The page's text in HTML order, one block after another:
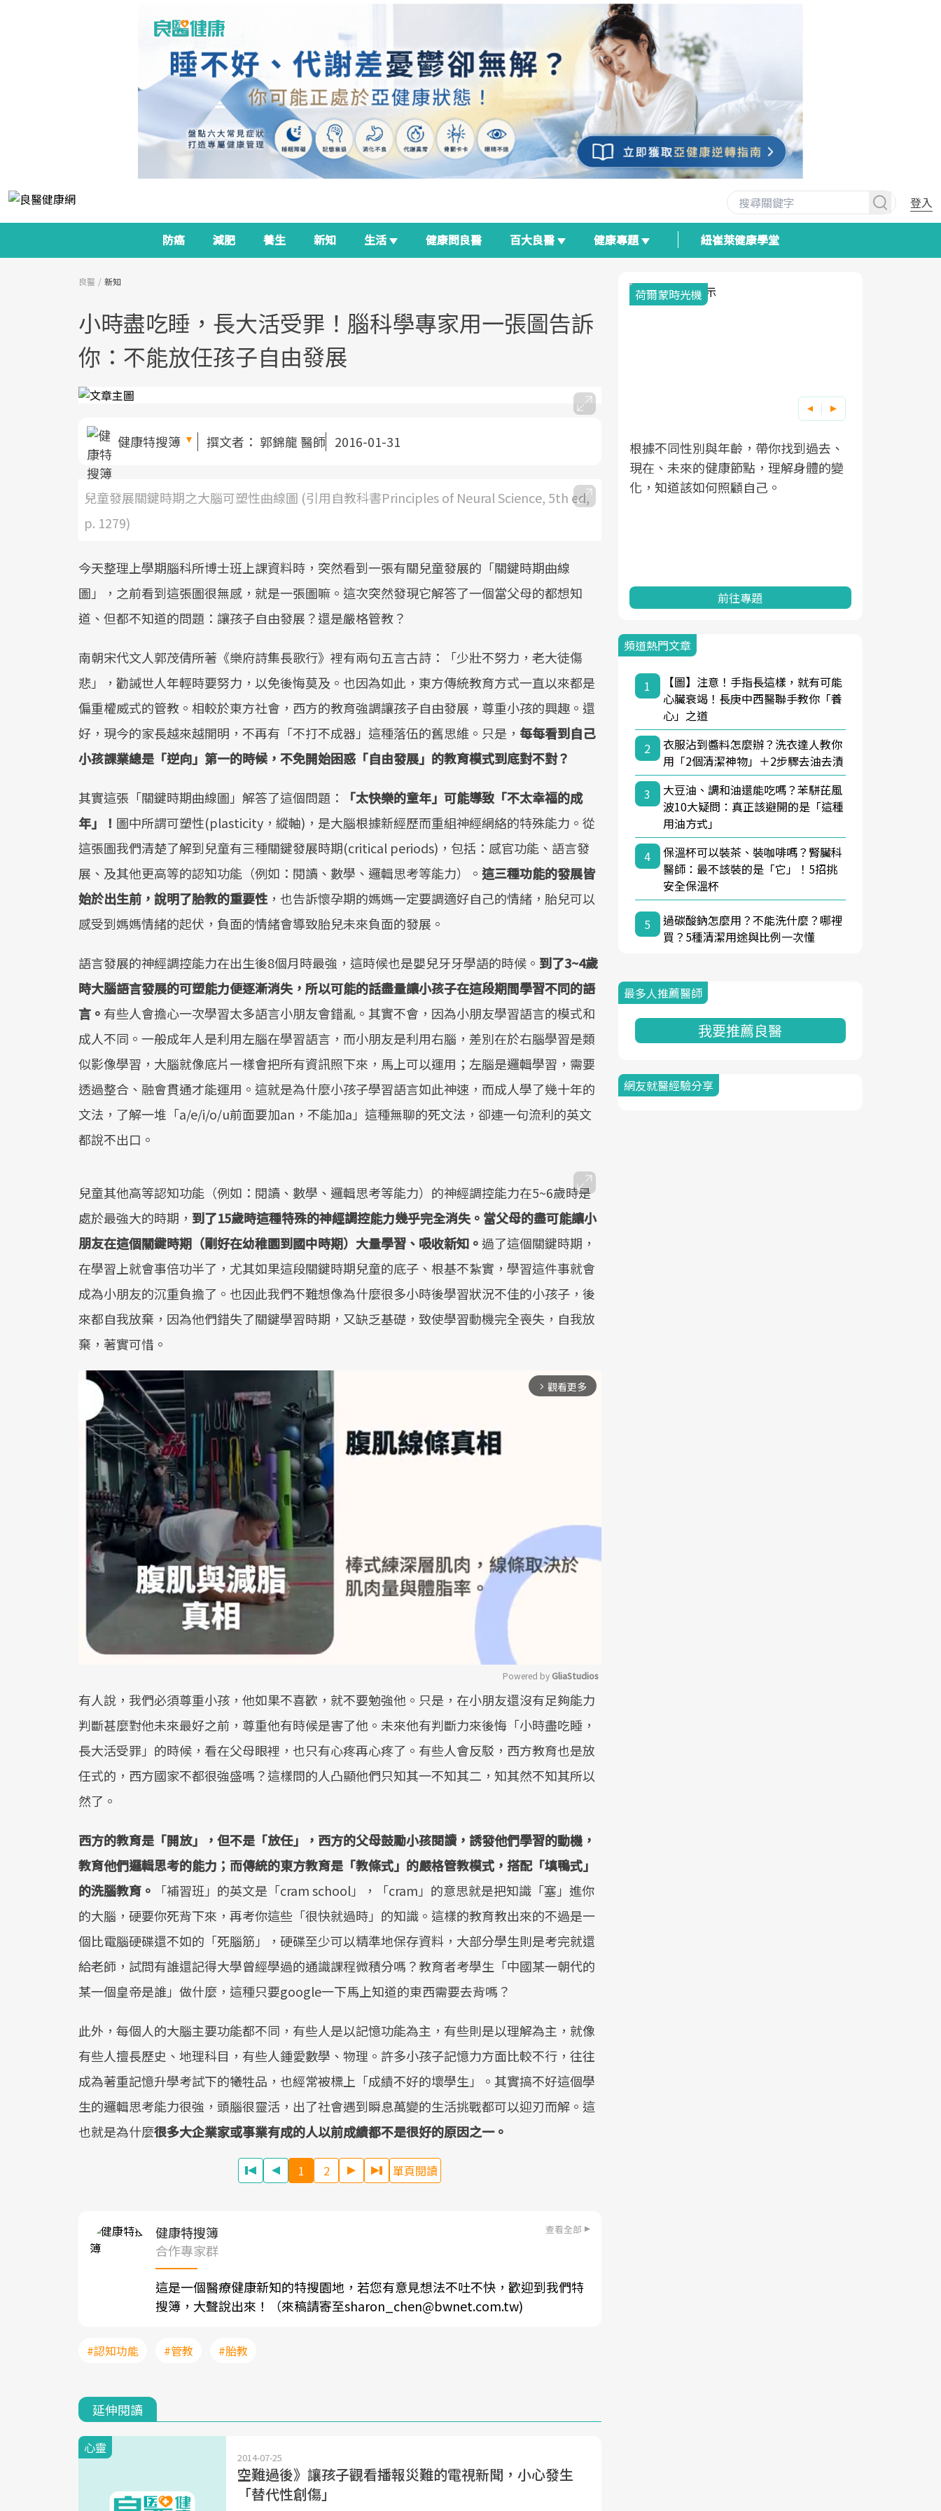
登入
防癌 減肥 養生 新知 生活 健康問良醫 百大良醫 健康專題 紐崔萊健康學堂
良醫 新知
小時盡吃睡，長大活受罪！腦科學專家用一張圖告訴
你：不能放任孩子自由發展
健康特搜簿 撰文者： 郭錦龍 醫師 2016-01-31
兒童發展關鍵時期之大腦可塑性曲線圖 (引用自教科書Principles of Neural Science, 5th ed,
p. 1279)
今天整理上學期腦科所博士班上課資料時，突然看到一張有關兒童發展的「關鍵時期曲線
圖」，之前看到這張圖很無感，就是一張圖嘛。這次突然發現它解答了一個當父母的都想知
道、但都不知道的問題：讓孩子自由發展？還是嚴格管教？
南朝宋代文人郭茂倩所著《樂府詩集長歌行》裡有兩句五言古詩：「少壯不努力，老大徒傷
悲」，勸誡世人年輕時要努力，以免後悔莫及。也因為如此，東方傳統教育方式一直以來都是
偏重權威式的管教。相較於東方社會，西方的教育強調讓孩子自由發展，尊重小孩的興趣。還
好，現今的家長越來越開明，不再有「不打不成器」這種落伍的舊思維。只是， 每每看到自己
小孩課業總是「逆向」第一的時候，不免開始困惑「自由發展」的教育模式到底對不對？
其實這張「關鍵時期曲線圖」解答了這個問題：
「太快樂的童年」可能導致「不太幸福的成
年」！ 圖中所謂可塑性(plasticity，縱軸)，是大腦根據新經歷而重組神經網絡的特殊能力。從
這張圖我們清楚了解到兒童有三種關鍵發展時期(critical periods)，包括：感官功能、語言發
展、及其他更高等的認知功能（例如：閱讀、數學、邏輯思考等能力）。 這三種功能的發展皆
始於出生前，說明了胎教的重要性 ，也告訴懷孕期的媽媽一定要調適好自己的情緒，胎兒可以
感受到媽媽情緒的起伏，負面的情緒會導致胎兒未來負面的發展。
語言發展的神經調控能力在出生後8個月時最強，這時候也是嬰兒牙牙學語的時候。 到了3~4歲
時大腦語言發展的可塑能力便逐漸消失，所以可能的話盡量讓小孩子在這段期間學習不同的語
言。 有些人會擔心一次學習太多語言小朋友會錯亂。其實不會，因為小朋友學習語言的模式和
成人不同。一般成年人是利用左腦在學習語言，而小朋友是利用右腦，差別在於右腦學習是類
似影像學習，大腦就像底片一樣會把所有資訊照下來，馬上可以運用；左腦是邏輯學習，需要
透過整合、融會貫通才能運用。這就是為什麼小孩子學習語言如此神速，而成人學了幾十年的
文法，了解一堆「a/e/i/o/u前面要加an，不能加a」這種無聊的死文法，卻連一句流利的英文
都說不出口。
兒童其他高等認知功能（例如：閱讀、數學、邏輯思考等能力）的神經調控能力在5~6歲時是
處於最強大的時期， 到了15歲時這種特殊的神經調控能力幾乎完全消失。當父母的盡可能讓小
朋友在這個關鍵時期（剛好在幼稚園到國中時期）大量學習、吸收新知。 過了這個關鍵時期，
在學習上就會事倍功半了，尤其如果這段關鍵時期兒童的底子、根基不紮實，學習這件事就會
成為小朋友的沉重負擔了。也因此我們不難想像為什麼很多小時後學習狀況不佳的小孩子，後
來都自我放棄，因為他們錯失了關鍵學習時期，又缺乏基礎，致使學習動機完全喪失，自我放
棄，著實可惜。
arrow_forward_ios 觀看更多
Mute
Powered by GliaStudios
有人說，我們必須尊重小孩，他如果不喜歡，就不要勉強他。只是，在小朋友還沒有足夠能力
判斷甚麼對他未來最好之前，尊重他有時候是害了他。未來他有判斷力來後悔「小時盡吃睡，
長大活受罪」的時候，看在父母眼裡，也只有心疼再心疼了。有些人會反駁，西方教育也是放
任式的，西方國家不都很強盛嗎？這樣問的人凸顯他們只知其一不知其二，知其然不知其所以
然了。
西方的教育是「開放」，但不是「放任」，西方的父母鼓勵小孩閱讀，誘發他們學習的動機，
教育他們邏輯思考的能力；而傳統的東方教育是「教條式」的嚴格管教模式，搭配「填鴨式」
的洗腦教育。
「補習班」的英文是「cram school」，「cram」的意思就是把知識「塞」進你
的大腦，硬要你死背下來，再考你這些「很快就過時」的知識。這樣的教育教出來的不過是一
個比電腦硬碟還不如的「死腦筋」，硬碟至少可以精準地保存資料，大部分學生則是考完就還
給老師，試問有誰還記得大學曾經學過的通識課程微積分嗎？教育者考學生「中國某一朝代的
某一個皇帝是誰」做什麼，這種只要google一下馬上知道的東西需要去背嗎？
此外，每個人的大腦主要功能都不同，有些人是以記憶功能為主，有些則是以理解為主，就像
有些人擅長歷史、地理科目，有些人鍾愛數學、物理。許多小孩子記憶力方面比較不行，往往
成為著重記憶升學考試下的犧牲品，也經常被標上「成績不好的壞學生」。其實搞不好這個學
生的邏輯思考能力很強，頭腦很靈活，出了社會遇到瞬息萬變的生活挑戰都可以迎刃而解。這
也就是為什麼很多大企業家或事業有成的人以前成績都不是很好的原因之一。
1 2 單頁閱讀
健康特搜簿 查看全部
合作專家群
這是一個醫療健康新知的特搜園地，若您有意見想法不吐不快，歡迎到我們特
搜簿，大聲說出來！（來稿請寄至sharon_chen@bwnet.com.tw)
#認知功能 #管教 #胎教
延伸閱讀
心靈
2014-07-25
空難過後》讓孩子觀看播報災難的電視新聞，小心發生
「替代性創傷」
面對超高齡社會的浪潮，台灣正在快速
政策如「健康台灣推動委員會」與「長
照3.0」的推進，「預防醫學」已成全民
狀況、啟動健康管理的重要起點。
前往專題
2025年，就到良醫生活祭體驗「一站式
前往專題
良醫健康網從「換季的身體變化」出
建立對亞健康的認知，進而引導實際的
改善行動。
前往專題
荷爾蒙時光機
根據不同性別與年齡，帶你找到過去、
現在、未來的健康節點，理解身體的變
化，知道該如何照顧自己。
前往專題
頻道熱門文章
1
【圖】注意！手指長這樣，就有可能
心臟衰竭！長庚中西醫聯手教你「養
心」之道
2
衣服沾到醬料怎麼辦？洗衣達人教你
用「2個清潔神物」＋2步驟去油去漬
3
大豆油、調和油還能吃嗎？苯駢芘風
波10大疑問：真正該避開的是「這種
用油方式」
4
保溫杯可以裝茶、裝咖啡嗎？腎臟科
醫師：最不該裝的是「它」！5招挑
安全保溫杯
5
過碳酸鈉怎麼用？不能洗什麼？哪裡
買？5種清潔用途與比例一次懂
最多人推薦醫師
我要推薦良醫
網友就醫經驗分享